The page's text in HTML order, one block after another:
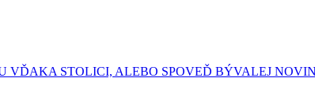
STOLICI, ALEBO SPOVEĎ BÝVALEJ